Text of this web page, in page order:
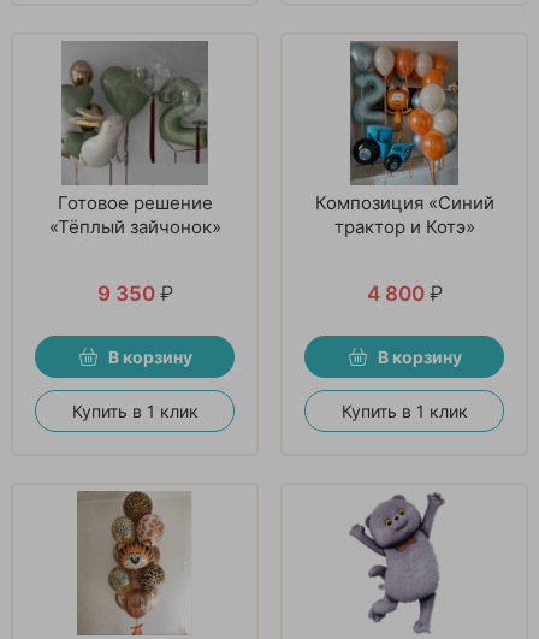
Готовое решение
«Тёплый зайчонок»
9 350 ₽
В корзину
Купить в 1 клик
Композиция «Синий
трактор и Котэ»
4 800 ₽
В корзину
Купить в 1 клик